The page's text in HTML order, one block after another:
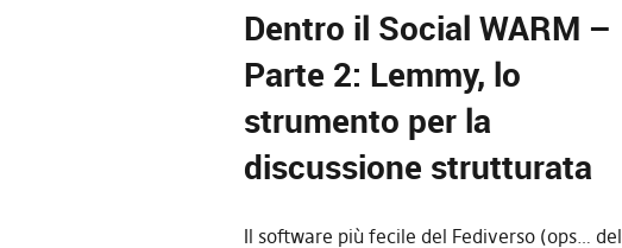
Dentro il Social WARM –
Parte 2: Lemmy, lo
strumento per la
discussione strutturata
Il software più fecile del Fediverso (ops… del